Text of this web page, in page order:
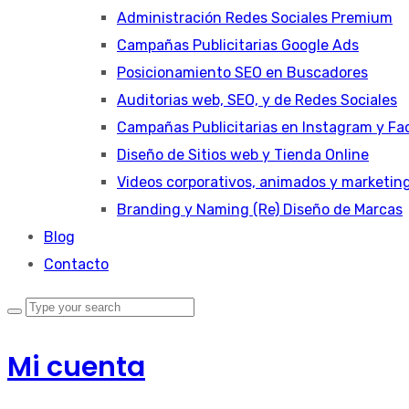
Administración Redes Sociales Premium
Campañas Publicitarias Google Ads
Posicionamiento SEO en Buscadores
Auditorias web, SEO, y de Redes Sociales
Campañas Publicitarias en Instagram y
Diseño de Sitios web y Tienda Online
Videos corporativos, animados y
Branding y Naming (Re) Diseño de Marcas
Blog
Contacto
Mi cuenta